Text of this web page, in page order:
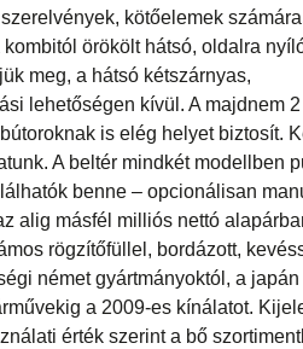
kötőelemek
kombitól örökölt hátsó, oldalra
meg, a hátsó kétszárnyas,
lehetőségen kívül. A majdnem
is elég helyet biztosít.
A beltér mindkét modellben
benne – opcionálisan
alig másfél milliós nettó
rögzítőfüllel, bordázott,
német gyártmányoktól, a
a 2009-es kínálatot.
érték szerint a bő